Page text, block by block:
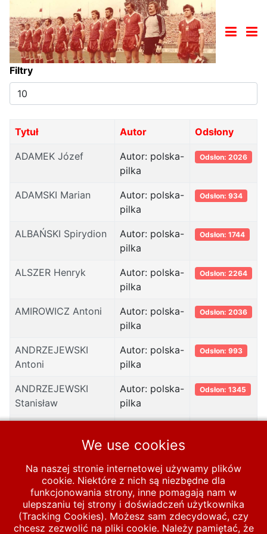
Filtry
Pokaż
#
Tytuł Autor Odsłony
ADAMEK Józef
Autor: polska-
pilka
Odsłon: 2026
ADAMSKI Marian
Autor: polska-
pilka
Odsłon: 934
ALBAŃSKI Spirydion
Autor: polska-
pilka
Odsłon: 1744
ALSZER Henryk
Autor: polska-
pilka
Odsłon: 2264
AMIROWICZ Antoni
Autor: polska-
pilka
Odsłon: 2036
ANDRZEJEWSKI
Antoni
Autor: polska-
pilka
Odsłon: 993
ANDRZEJEWSKI
Stanisław
Autor: polska-
pilka
Odsłon: 1345
pilka
APOSTEL Henryk
Autor: polska-
pilka
Odsłon: 1570
Start LEKSYKON REPREZENTANTÓW A
We use cookies
Na naszej stronie internetowej używamy plików
cookie. Niektóre z nich są niezbędne dla
funkcjonowania strony, inne pomagają nam w
ulepszaniu tej strony i doświadczeń użytkownika
(Tracking Cookies). Możesz sam zdecydować, czy
chcesz zezwolić na pliki cookie. Należy pamiętać, że